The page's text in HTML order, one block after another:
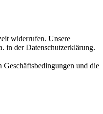
widerrufen. Unsere
in der Datenschutzerklärung.
und die